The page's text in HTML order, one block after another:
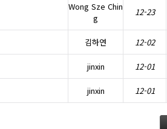
Wong Sze Chin
g
12-23
김하연 12-02
jinxin 12-01
jinxin 12-01